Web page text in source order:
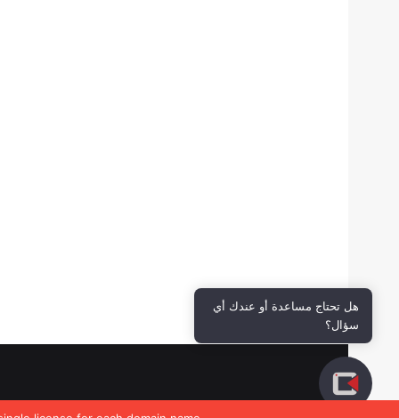
هل تحتاج مساعدة أو عندك أي
سؤال؟